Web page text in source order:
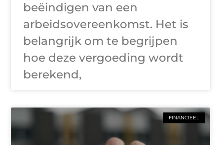
beëindigen van een
arbeidsovereenkomst. Het is
belangrijk om te begrijpen
hoe deze vergoeding wordt
berekend,
FINANCIEEL